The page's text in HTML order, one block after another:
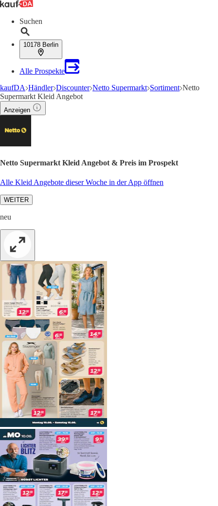
Suchen
10178 Berlin
Alle Prospekte
kaufDA Händler Discounter Netto Supermarkt Sortiment Netto
Supermarkt Kleid Angebot
Anzeigen
Netto Supermarkt Kleid Angebot & Preis im Prospekt
Alle Kleid Angebote dieser Woche in der App öffnen
WEITER
neu